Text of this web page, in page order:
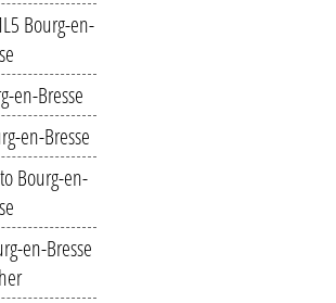
Bourg-en-
en-Bresse
en-Bresse
Bourg-en-
en-Bresse